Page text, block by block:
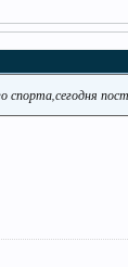
спорта,сегодня